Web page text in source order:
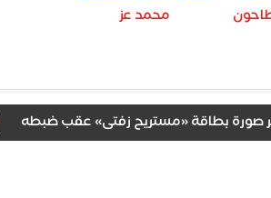
طاحون محمد عز
بطاقة «مستريح زفتى» عقب ضبطه